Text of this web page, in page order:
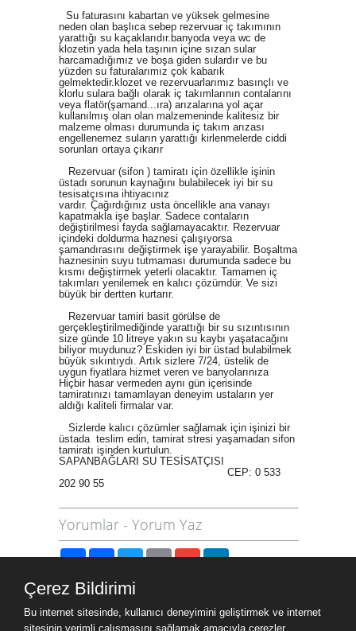
Su faturasını kabartan ve yüksek gelmesine
neden olan başlıca sebep rezervuar iç takımının
yarattığı su kaçaklarıdır.banyoda veya wc de
klozetin yada hela taşının içine sızan sular
harcamadığımız ve boşa giden sulardır ve bu
yüzden su faturalarımız çok kabarık
gelmektedir.klozet ve rezervuarlarımız basınçlı ve
klorlu sulara bağlı olarak iç takımlarının contalarını
veya flatör(şamand...ıra) arızalarına yol açar
kullanılmış olan olan malzemeninde kalitesiz bir
malzeme olması durumunda iç takım arızası
engellenemez suların yarattığı kirlenmelerde ciddi
sorunları ortaya çıkarır
Rezervuar (sifon ) tamiratı için özellikle işinin
üstadı sorunun kaynağını bulabilecek iyi bir su
tesisatçısına ihtiyacınız
vardır. Çağırdığınız usta öncellikle ana vanayı
kapatmakla işe başlar. Sadece contaların
değiştirilmesi fayda sağlamayacaktır. Rezervuar
içindeki doldurma haznesi çalışıyorsa
şamandırasını değiştirmek işe yarayabilir. Boşaltma
haznesinin suyu tutmaması durumunda sadece bu
kısmı değiştirmek yeterli olacaktır. Tamamen iç
takımları yenilemek en kalıcı çözümdür. Ve sizi
büyük bir dertten kurtarır.
Rezervuar tamiri basit görülse de
gerçekleştirilmediğinde yarattığı bir su sızıntısının
size günde 10 litreye yakın su kaybı yaşatacağını
biliyor muydunuz? Eskiden iyi bir üstad bulabilmek
büyük sıkıntıydı. Artık sizlere 7/24, üstelik de
uygun fiyatlara hizmet veren ve banyolarınıza
Hiçbir hasar vermeden aynı gün içerisinde
tamiratınızı tamamlayan deneyim ustaların yer
aldığı kaliteli firmalar var.
Sizlerde kalıcı çözümler sağlamak için işinizi bir
üstada teslim edin, tamirat stresi yaşamadan sifon
tamiratı işinden kurtulun.
SAPANBAĞLARI SU TESİSATÇISI
CEP: 0 533
202 90 55
Yorumlar - Yorum Yaz
PaylaşFacebook
TwitterEmailGmailLinkedIn
Site Haritası
Site Haritası
Çerez Bildirimi
Bu internet sitesinde, kullanıcı deneyimini geliştirmek ve internet
sitesinin verimli çalışmasını sağlamak amacıyla çerezler